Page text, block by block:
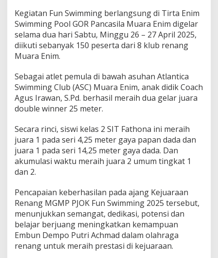
i
h
D
u
e
W
n
r
K
j
u
a
n
R
e
n
a
n
Kegiatan Fun Swimming berlangsung di Tirta Enim
Swimming Pool GOR Pancasila Muara Enim digelar
selama dua hari Sabtu, Minggu 26 – 27 April 2025,
diikuti sebanyak 150 peserta dari 8 klub renang
Muara Enim.
Sebagai atlet pemula di bawah asuhan Atlantica
Swimming Club (ASC) Muara Enim, anak didik Coach
Agus Irawan, S.Pd. berhasil meraih dua gelar juara
double winner 25 meter.
Secara rinci, siswi kelas 2 SIT Fathona ini meraih
juara 1 pada seri 4,25 meter gaya papan dada dan
juara 1 pada seri 14,25 meter gaya dada. Dan
akumulasi waktu meraih juara 2 umum tingkat 1
dan 2.
Pencapaian keberhasilan pada ajang Kejuaraan
Renang MGMP PJOK Fun Swimming 2025 tersebut,
menunjukkan semangat, dedikasi, potensi dan
belajar berjuang meningkatkan kemampuan
Embun Dempo Putri Achmad dalam olahraga
renang untuk meraih prestasi di kejuaraan.